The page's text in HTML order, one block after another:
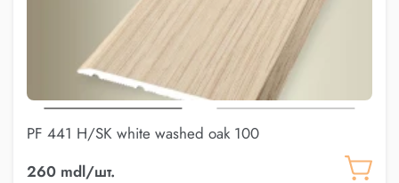
PF 441 H/SK white washed oak 100
260 mdl/шт.